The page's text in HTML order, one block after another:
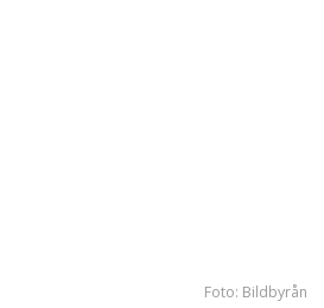
Foto: Bildbyrån